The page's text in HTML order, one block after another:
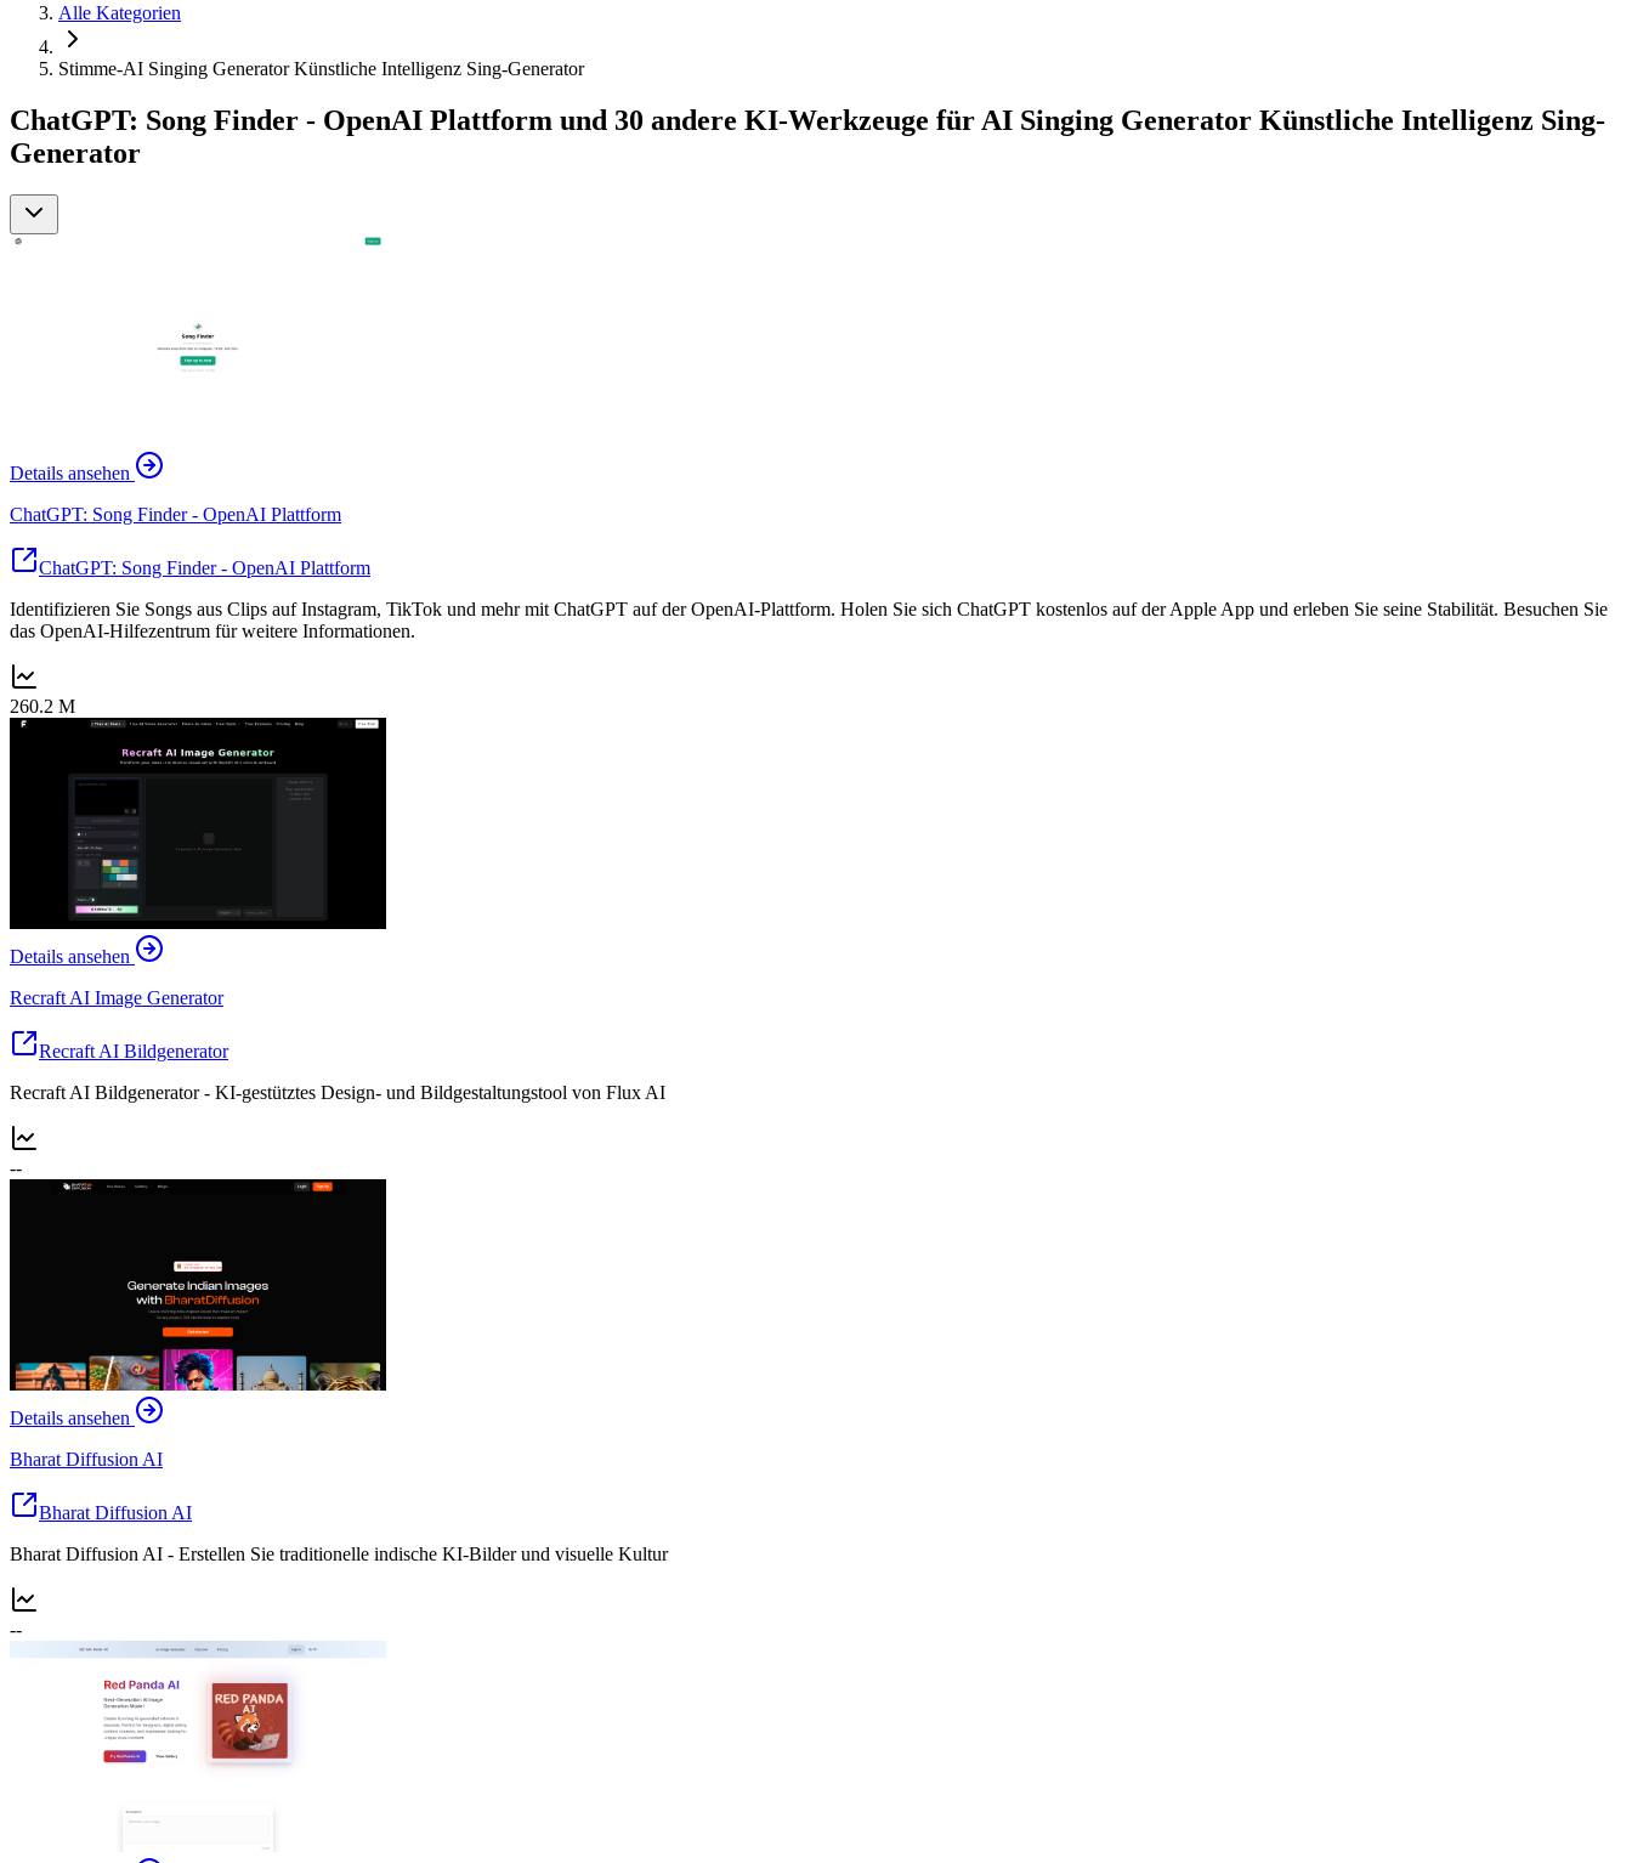
Alle Kategorien
Stimme-AI Singing Generator Künstliche Intelligenz Sing-Generator
ChatGPT: Song Finder - OpenAI Plattform und 30 andere KI-Werkzeuge für AI Singing Generator Künstliche Intelligenz Sing-
Generator
Details ansehen
ChatGPT: Song Finder - OpenAI Plattform
ChatGPT: Song Finder - OpenAI Plattform
Identifizieren Sie Songs aus Clips auf Instagram, TikTok und mehr mit ChatGPT auf der OpenAI-Plattform. Holen Sie sich ChatGPT kostenlos auf der Apple App und erleben Sie seine Stabilität. Besuchen Sie
das OpenAI-Hilfezentrum für weitere Informationen.
260.2 M
Details ansehen
Recraft AI Image Generator
Recraft AI Bildgenerator
Recraft AI Bildgenerator - KI-gestütztes Design- und Bildgestaltungstool von Flux AI
--
Details ansehen
Bharat Diffusion AI
Bharat Diffusion AI
Bharat Diffusion AI - Erstellen Sie traditionelle indische KI-Bilder und visuelle Kultur
--